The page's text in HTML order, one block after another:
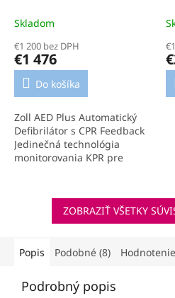
Skladom
€1 200 bez DPH
€1 476
Do košíka
Zoll AED Plus Automatický
Defibrilátor s CPR Feedback
Jedinečná technológia
monitorovania KPR pre
defibrilátor s revolučnou...
ZOBRAZIŤ VŠETKY
Popis Podobné (8) Hodnotenie
Podrobný popis